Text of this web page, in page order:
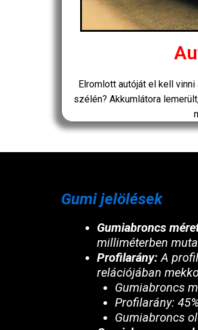
Elromlott autóját el kell
szélén? Akkumlátora
Gumi jelölések
Gumiabroncs
milliméterben
Profilarány:A
relációjában
Gumiabroncs
Profilarány: 45%
Gumiabroncs